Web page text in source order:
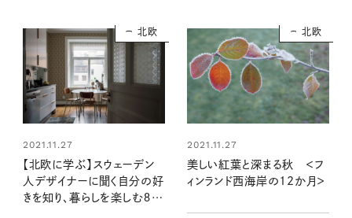
北欧
2021.11.27
【北欧に学ぶ】スウェーデン
人デザイナーに聞く自分の好
きを知り、暮らしを楽しむ８つ
北欧
2021.11.27
美しい紅葉と深まる秋 ＜フ
ィンランド西海岸の12か月＞